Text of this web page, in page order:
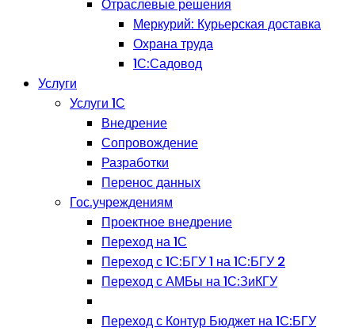
Отраслевые решения
Меркурий: Курьерская доставка
Охрана труда
1С:Садовод
Услуги
Услуги 1С
Внедрение
Сопровождение
Разработки
Перенос данных
Гос.учреждениям
Проектное внедрение
Переход на 1С
Переход с 1С:БГУ 1 на 1С:БГУ 2
Переход с АМБы на 1С:ЗиКГУ
Переход с Контур Бюджет на 1С:БГУ